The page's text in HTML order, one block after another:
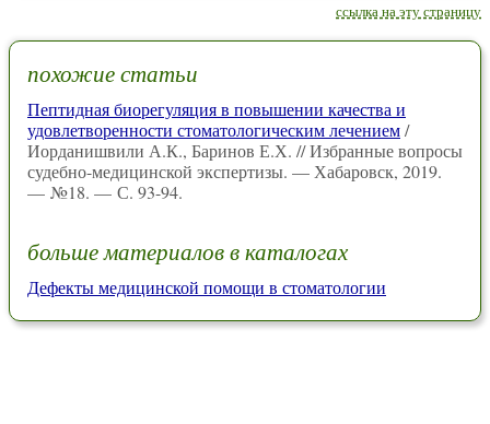
ссылка на эту страницу
похожие статьи
Пептидная биорегуляция в повышении качества и
удовлетворенности стоматологическим лечением/
Иорданишвили А.К., Баринов Е.Х. // Избранные вопросы
судебно-медицинской экспертизы. — Хабаровск, 2019.
— №18. — С. 93-94.
больше материалов в каталогах
Дефекты медицинской помощи в стоматологии